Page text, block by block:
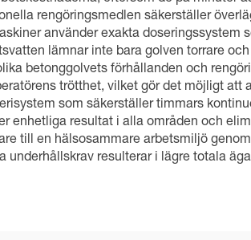
rengöringsmedlen säkerställer
använder exakta
lämnar inte bara golven torrare
betonggolvets förhållanden och
trötthet, vilket gör det möjligt
som säkerställer timmars
enhetliga resultat i alla områden och
till en hälsosammare arbetsmiljö
underhållskrav resulterar i lägre totala